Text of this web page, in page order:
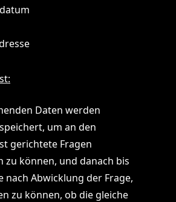
Daten werden
um an den
gerichtete Fragen
zu können, und danach bis
nach Abwicklung der Frage,
zu können, ob die gleiche